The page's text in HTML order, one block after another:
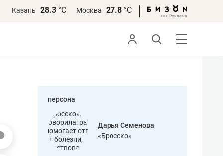
Казань 28.3 °С Москва 27.8 °С
персона
Дарья Семенова
«Бросско»